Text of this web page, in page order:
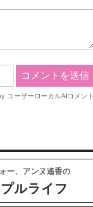
ー、アンヌ遙香の
ルライフ